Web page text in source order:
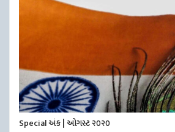
Special અંક | ઓગસ્ટ ૨૦૨૦